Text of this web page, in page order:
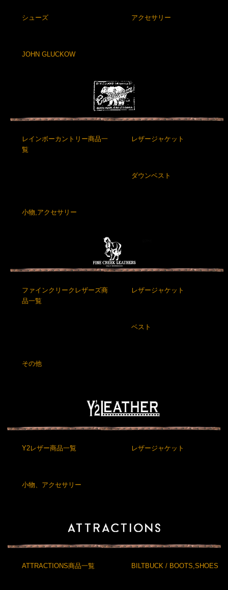
シューズ アクセサリー
JOHN GLUCKOW
レインボーカントリー商品一
覧
レザージャケット
ダウンベスト
小物,アクセサリー
ファインクリークレザーズ商
品一覧
レザージャケット
ベスト
その他
Y2レザー商品一覧 レザージャケット
小物、アクセサリー
ATTRACTIONS商品一覧 BILTBUCK / BOOTS,SHOES